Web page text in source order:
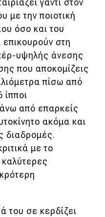
γάντι στον
με την ποιοτική
όσο και του
επικουρούν στη
υψηλής άνεσης
που αποκομίζεις
πίσω από
ίπποι
από επαρκείς
ακόμα και
διαδρομές.
με το
του σε κερδίζει